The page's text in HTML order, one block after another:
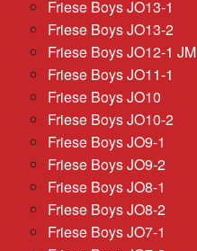
Friese Boys JO13-1
Friese Boys JO13-2
Friese Boys JO12-1 JM
Friese Boys JO11-1
Friese Boys JO10
Friese Boys JO10-2
Friese Boys JO9-1
Friese Boys JO9-2
Friese Boys JO8-1
Friese Boys JO8-2
Friese Boys JO7-1